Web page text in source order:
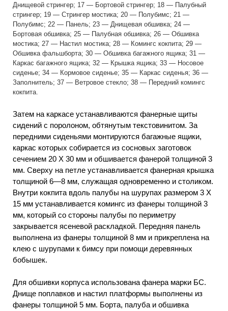
Днищевой стрингер; 17 — Бортовой стрингер; 18 — Палубный
стрингер; 19 — Стрингер мостика; 20 — Полубимс; 21 —
Полубимс; 22 — Панель; 23 — Днищевая обшивка; 24 —
Бортовая обшивка; 25 — Палубная обшивка; 26 — Обшивка
мостика; 27 — Настил мостика; 28 — Комингс кокпита; 29 —
Обшивка фальшборта; 30 — Обшивка багажного ящика; 31 —
Каркас багажного ящика; 32 — Крышка ящика; 33 — Носовое
сиденье; 34 — Кормовое сиденье; 35 — Каркас сиденья; 36 —
Заполнитель; 37 — Ветровое стекло; 38 — Передний комингс
кокпита.
Затем на каркасе устанавливаются фанерные щиты
сидений с поролоном, обтянутым текстовинитом. За
передними сиденьями монтируются багажные ящики,
каркас которых собирается из сосновых заготовок
сечением 20 X 30 мм и обшивается фанерой толщиной 3
мм. Сверху на петле устанавливается фанерная крышка
толщиной 6—8 мм, служащая одновременно и столиком.
Внутри кокпита вдоль палубы на шурупах размером 3 X
15 мм устанавливается комингс из фанеры толщиной 3
мм, который со стороны палубы по периметру
закрывается ясеневой раскладкой. Передняя панель
выполнена из фанеры толщиной 8 мм и прикреплена на
клею с шурупами к бимсу при помощи деревянных
бобышек.
Для обшивки корпуса использована фанера марки БС.
Днище поплавков и настил платформы выполнены из
фанеры толщиной 5 мм. Борта, палуба и обшивка